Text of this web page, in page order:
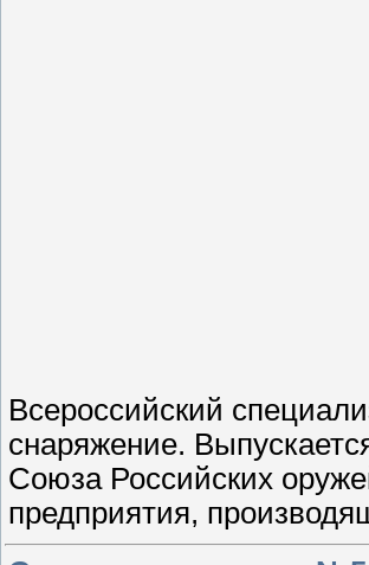
Всероссийский
снаряжение.
Союза Российских
предприятия,